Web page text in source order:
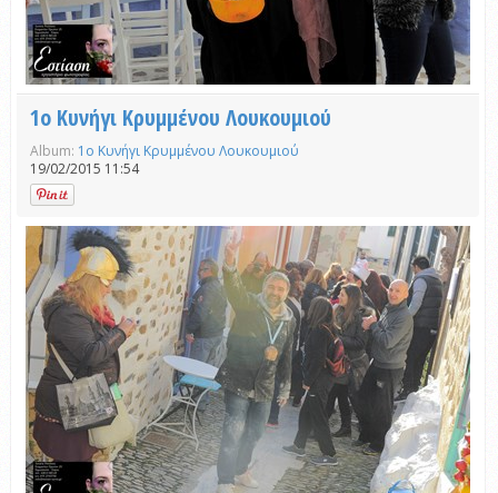
1ο Κυνήγι Κρυμμένου Λουκουμιού
Album: 1ο Κυνήγι Κρυμμένου Λουκουμιού
19/02/2015 11:54